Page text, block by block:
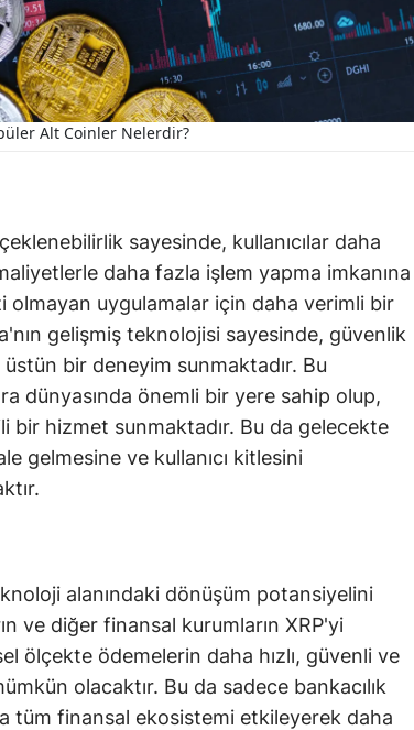
Alt Coinler Nelerdir?
sayesinde, kullanıcılar daha
daha fazla işlem yapma imkanına
olmayan uygulamalar için daha verimli bir
gelişmiş teknolojisi sayesinde, güvenlik
bir deneyim sunmaktadır. Bu
dünyasında önemli bir yere sahip olup,
bir hizmet sunmaktadır. Bu da gelecekte
gelmesine ve kullanıcı kitlesini
alanındaki dönüşüm potansiyelini
ve diğer finansal kurumların XRP'yi
ölçekte ödemelerin daha hızlı, güvenli ve
olacaktır. Bu da sadece bankacılık
tüm finansal ekosistemi etkileyerek daha